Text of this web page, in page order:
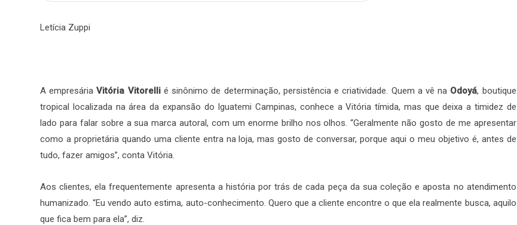
Letícia Zuppi
A empresáriaVitória Vitorellié sinônimo de determinação, persistência e criatividade. Quem a vê na Odoyá, boutique
tropical localizada na área da expansão do Iguatemi Campinas, conhece a Vitória tímida, mas que deixa a timidez de
lado para falar sobre a sua marca autoral, com um enorme brilho nos olhos. “Geralmente não gosto de me apresentar
como a proprietária quando uma cliente entra na loja, mas gosto de conversar, porque aqui o meu objetivo é, antes de
tudo, fazer amigos”, conta Vitória.
Aos clientes, ela frequentemente apresenta a história por trás de cada peça da sua coleção e aposta no atendimento
humanizado. “Eu vendo auto estima, auto-conhecimento. Quero que a cliente encontre o que ela realmente busca, aquilo
que fica bem para ela”, diz.